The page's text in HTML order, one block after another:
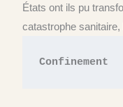
États ont ils pu
catastrophe
Confinement